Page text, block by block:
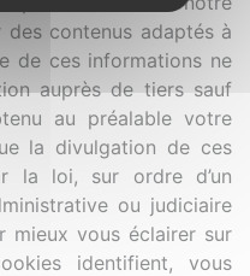
contenus adaptés à
de ces informations ne
auprès de tiers sauf
au préalable votre
la divulgation de ces
la loi, sur ordre d’un
ou judiciaire
mieux vous éclairer sur
identifient, vous